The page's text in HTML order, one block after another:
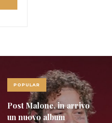
POPULAR
Post Malone, in arrivo
un nuovo album